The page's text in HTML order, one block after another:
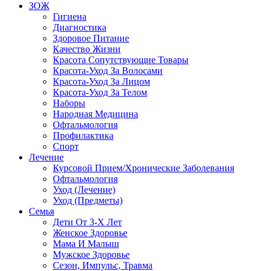
ЗОЖ
Гигиена
Диагностика
Здоровое Питание
Качество Жизни
Красота Сопутствующие Товары
Красота-Уход За Волосами
Красота-Уход За Лицом
Красота-Уход За Телом
Наборы
Народная Медицина
Офтальмология
Профилактика
Спорт
Лечение
Курсовой Прием/Хронические Заболевания
Офтальмология
Уход (Лечение)
Уход (Предметы)
Семья
Дети От 3-Х Лет
Женское Здоровье
Мама И Малыш
Мужское Здоровье
Сезон, Импульс, Травма